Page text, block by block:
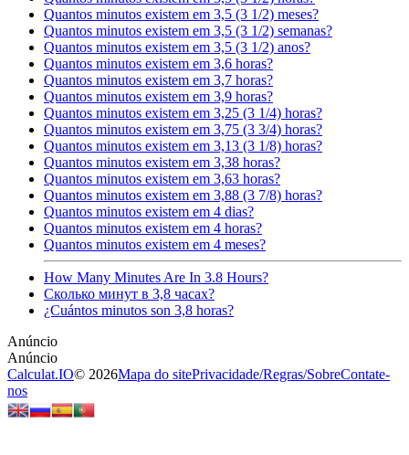
Quantos minutos existem em 3,5 (3 1/2) meses?
Quantos minutos existem em 3,5 (3 1/2) semanas?
Quantos minutos existem em 3,5 (3 1/2) anos?
Quantos minutos existem em 3,6 horas?
Quantos minutos existem em 3,7 horas?
Quantos minutos existem em 3,9 horas?
Quantos minutos existem em 3,25 (3 1/4) horas?
Quantos minutos existem em 3,75 (3 3/4) horas?
Quantos minutos existem em 3,13 (3 1/8) horas?
Quantos minutos existem em 3,38 horas?
Quantos minutos existem em 3,63 horas?
Quantos minutos existem em 3,88 (3 7/8) horas?
Quantos minutos existem em 4 dias?
Quantos minutos existem em 4 horas?
Quantos minutos existem em 4 meses?
How Many Minutes Are In 3.8 Hours?
Сколько минут в 3,8 часах?
¿Cuántos minutos son 3,8 horas?
Calculat.IO© 2026Mapa do sitePrivacidade/Regras/SobreContate-
nos